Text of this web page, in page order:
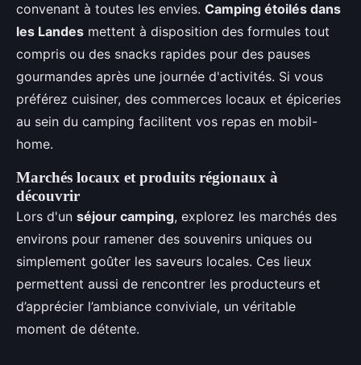
convenant à toutes les envies. Camping étoilés dans
les Landes mettent à disposition des formules tout
compris ou des snacks rapides pour des pauses
gourmandes après une journée d'activités. Si vous
préférez cuisiner, des commerces locaux et épiceries
au sein du camping facilitent vos repas en mobil-
home.
Marchés locaux et produits régionaux à
découvrir
Lors d'un séjour camping, explorez les marchés des
environs pour ramener des souvenirs uniques ou
simplement goûter les saveurs locales. Ces lieux
permettent aussi de rencontrer les producteurs et
d’apprécier l’ambiance conviviale, un véritable
moment de détente.